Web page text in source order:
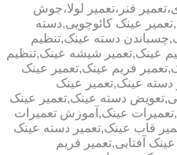
فنر،تعمیر لولا،جوش
عینک کائوچویی,دسته
دسته عینک,تنظیم
عینک,تعمیر شیشه عینک,تنظیم
فریم عینک,تعمیر عینک
عینک,تعمیر عینک
دسته عینک,تعمیر عینک
عینک,آموزش تعمیرات
قاب عینک,تعمیر دسته عینک
آفتابی,تعمیر فریم